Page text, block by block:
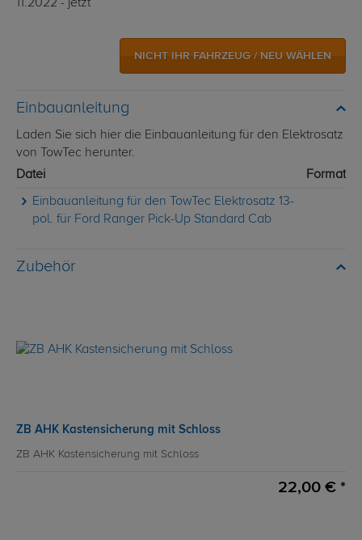
11.2022 - jetzt
NICHT IHR FAHRZEUG / NEU WÄHLEN
Einbauanleitung
Laden Sie sich hier die Einbauanleitung für den Elektrosatz
von TowTec herunter.
Datei
Format
Einbauanleitung für den TowTec Elektrosatz 13-
pol. für Ford Ranger Pick-Up Standard Cab
Zubehör
ZB AHK Kastensicherung mit Schloss
ZB AHK Kastensicherung mit Schloss
22,00 € *